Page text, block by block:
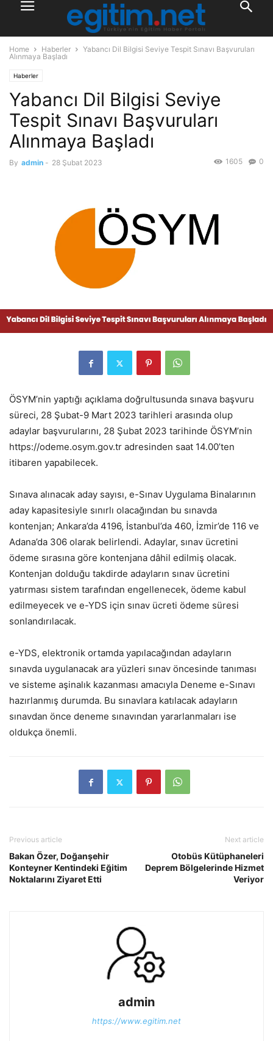
Home Haberler
Yabancı Dil Bilgisi Seviye Tespit Sınavı Başvuruları
Alınmaya Başladı
Haberler
Yabancı Dil Bilgisi Seviye
Tespit Sınavı Başvuruları
Alınmaya Başladı
By admin - 28 Şubat 2023 0
1605
ÖSYM’nin yaptığı açıklama doğrultusunda sınava başvuru
süreci, 28 Şubat-9 Mart 2023 tarihleri arasında olup
adaylar başvurularını, 28 Şubat 2023 tarihinde ÖSYM’nin
https://odeme.osym.gov.tr adresinden saat 14.00’ten
itibaren yapabilecek.
Sınava alınacak aday sayısı, e-Sınav Uygulama Binalarının
aday kapasitesiyle sınırlı olacağından bu sınavda
kontenjan; Ankara’da 4196, İstanbul’da 460, İzmir’de 116 ve
Adana’da 306 olarak belirlendi. Adaylar, sınav ücretini
ödeme sırasına göre kontenjana dâhil edilmiş olacak.
Kontenjan dolduğu takdirde adayların sınav ücretini
yatırması sistem tarafından engellenecek, ödeme kabul
edilmeyecek ve e-YDS için sınav ücreti ödeme süresi
sonlandırılacak.
e-YDS, elektronik ortamda yapılacağından adayların
sınavda uygulanacak ara yüzleri sınav öncesinde tanıması
ve sisteme aşinalık kazanması amacıyla Deneme e-Sınavı
hazırlanmış durumda. Bu sınavlara katılacak adayların
sınavdan önce deneme sınavından yararlanmaları ise
oldukça önemli.
Previous article
Bakan Özer, Doğanşehir
Konteyner Kentindeki Eğitim
Noktalarını Ziyaret Etti
Next article
Otobüs Kütüphaneleri
Deprem Bölgelerinde Hizmet
Veriyor
admin
https://www.egitim.net